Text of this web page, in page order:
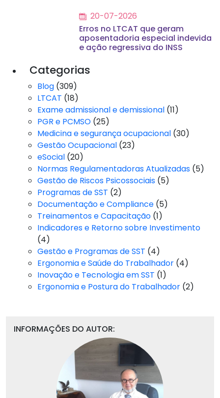
20-07-2026
Erros no LTCAT que geram
aposentadoria especial indevida
e ação regressiva do INSS
Categorias
Blog (309)
LTCAT (18)
Exame admissional e demissional (11)
PGR e PCMSO (25)
Medicina e segurança ocupacional (30)
Gestão Ocupacional (23)
eSocial (20)
Normas Regulamentadoras Atualizadas (5)
Gestão de Riscos Psicossociais (5)
Programas de SST (2)
Documentação e Compliance (5)
Treinamentos e Capacitação (1)
Indicadores e Retorno sobre Investimento
(4)
Gestão e Programas de SST (4)
Ergonomia e Saúde do Trabalhador (4)
Inovação e Tecnologia em SST (1)
Ergonomia e Postura do Trabalhador (2)
INFORMAÇÕES DO AUTOR: